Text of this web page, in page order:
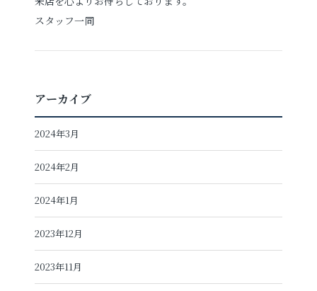
スタッフ一同
アーカイブ
2024年3月
2024年2月
2024年1月
2023年12月
2023年11月